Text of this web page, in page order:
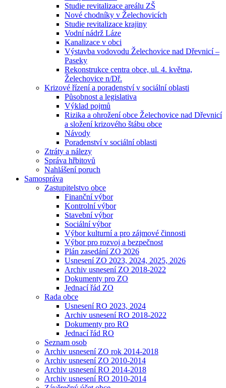
Studie revitalizace areálu ZŠ
Nové chodníky v Želechovicích
Studie revitalizace krajiny
Vodní nádrž Láze
Kanalizace v obci
Výstavba vodovodu Želechovice nad Dřevnicí –
Paseky
Rekonstrukce centra obce, ul. 4. května,
Želechovice n/Dř.
Krizové řízení a poradenství v sociální oblasti
Působnost a legislativa
Výklad pojmů
Rizika a ohrožení obce Želechovice nad Dřevnicí
a složení krizového štábu obce
Návody
Poradenství v sociální oblasti
Ztráty a nálezy
Správa hřbitovů
Nahlášení poruch
Samospráva
Zastupitelstvo obce
Finanční výbor
Kontrolní výbor
Stavební výbor
Sociální výbor
Výbor kulturní a pro zájmové činnosti
Výbor pro rozvoj a bezpečnost
Plán zasedání ZO 2026
Usnesení ZO 2023, 2024, 2025, 2026
Archiv usnesení ZO 2018-2022
Dokumenty pro ZO
Jednací řád ZO
Rada obce
Usnesení RO 2023, 2024
Archiv usnesení RO 2018-2022
Dokumenty pro RO
Jednací řád RO
Seznam osob
Archiv usnesení ZO rok 2014-2018
Archiv usnesení ZO 2010-2014
Archiv usnesení RO 2014-2018
Archiv usnesení RO 2010-2014